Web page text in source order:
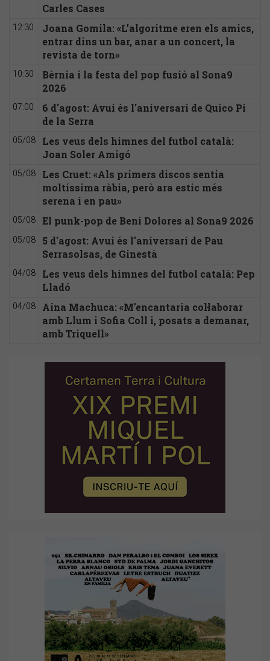
Carles Cases
12:30
Joana Gomila: «L’algoritme eren els amics,
entrar dins un bar, anar a un concert, la
revista de torn»
10:30
Bèrnia i la festa del pop fusió al Sona9
2026
07:00
6 d'agost: Avui és l'aniversari de Quico Pi
de la Serra
05/08
Les veus dels himnes del futbol català:
Joan Soler Amigó
05/08
Les Cruet: «Als primers discos sentia
moltíssima ràbia, però ara estic més
serena i en pau»
05/08 El punk-pop de Beni Dolores al Sona9 2026
05/08
5 d'agost: Avui és l'aniversari de Pau
Serrasolsas, de Ginestà
04/08
Les veus dels himnes del futbol català: Pep
Lladó
04/08
Aina Machuca: «M'encantaria col·laborar
amb Llum i Sofia Coll i, posats a demanar,
amb Triquell»